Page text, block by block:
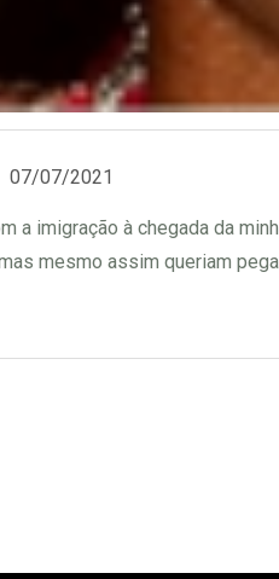
07/07/2021
a imigração à chegada da
mesmo assim queriam